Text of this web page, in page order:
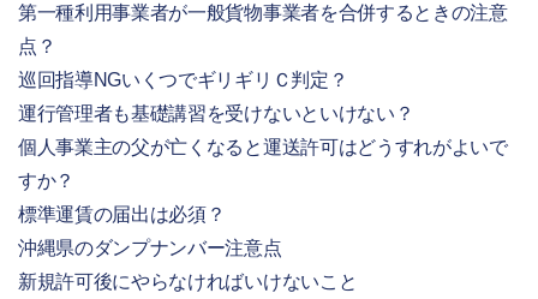
第一種利用事業者が一般貨物事業者を合併するときの注意
点？
巡回指導NGいくつでギリギリＣ判定？
運行管理者も基礎講習を受けないといけない？
個人事業主の父が亡くなると運送許可はどうすれがよいで
すか？
標準運賃の届出は必須？
沖縄県のダンプナンバー注意点
新規許可後にやらなければいけないこと